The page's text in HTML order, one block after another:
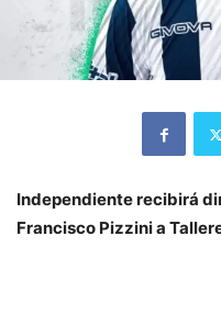
Independiente recibirá
Francisco Pizzini a